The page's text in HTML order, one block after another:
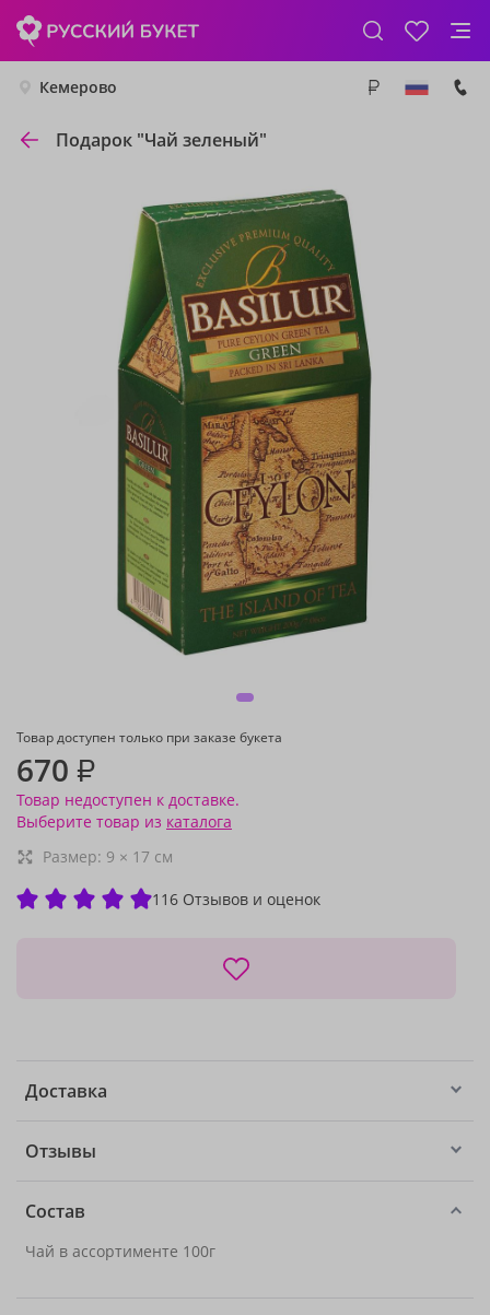
Кемерово
Подарок "Чай зеленый"
Товар доступен только при заказе букета
670 ₽
Товар недоступен к доставке.
Выберите товар из каталога
Размер: 9 × 17 см
116 Отзывов и оценок
Доставка
Отзывы
Состав
Чай в ассортименте 100г